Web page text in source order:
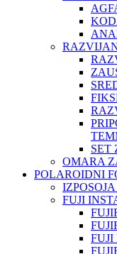
SET
OMARA
POLAROIDNI
FUJI
FUJI